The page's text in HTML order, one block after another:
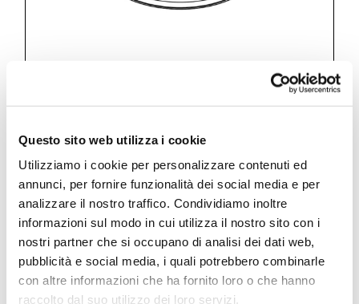
Questo sito web utilizza i cookie
Utilizziamo i cookie per personalizzare contenuti ed
annunci, per fornire funzionalità dei social media e per
analizzare il nostro traffico. Condividiamo inoltre
informazioni sul modo in cui utilizza il nostro sito con i
nostri partner che si occupano di analisi dei dati web,
pubblicità e social media, i quali potrebbero combinarle
con altre informazioni che ha fornito loro o che hanno
raccolto dal suo utilizzo dei loro servizi.
Ninfea
ø 160 mm Led lamp RGB with round
remote controller